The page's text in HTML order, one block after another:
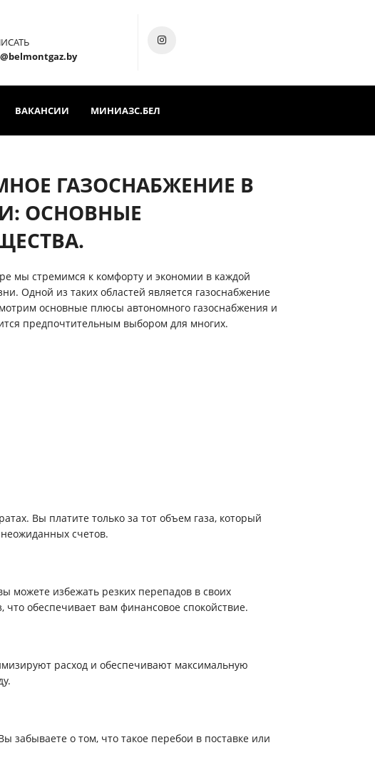
ВАКАНСИИ МИНИАЗС.БЕЛ
ГАЗОСНАБЖЕНИЕ В
ОСНОВНЫЕ
мы стремимся к комфорту и экономии в каждой
Одной из таких областей является газоснабжение
основные плюсы автономного газоснабжения и
предпочтительным выбором для многих.
Вы платите только за тот объем газа, который
счетов.
можете избежать резких перепадов в своих
обеспечивает вам финансовое спокойствие.
расход и обеспечивают максимальную
забываете о том, что такое перебои в поставке или